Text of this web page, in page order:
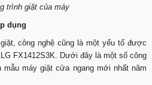
trình giặt của máy
dụng
công nghệ cũng là một yếu tố được
FX1412S3K. Dưới đây là một số công
máy giặt cửa ngang mới nhất năm